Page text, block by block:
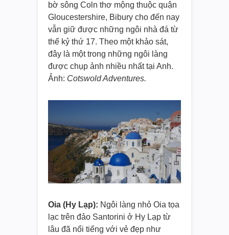
bờ sông Coln thơ mộng thuộc quận
Gloucestershire, Bibury cho đến nay
vẫn giữ được những ngôi nhà đá từ
thế kỷ thứ 17. Theo một khảo sát,
đây là một trong những ngôi làng
được chụp ảnh nhiều nhất tại Anh.
Ảnh: Cotswold Adventures.
Oia (Hy Lạp): Ngôi làng nhỏ Oia tọa
lạc trên đảo Santorini ở Hy Lạp từ
lâu đã nổi tiếng với vẻ đẹp như